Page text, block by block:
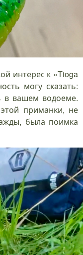
интерес к «Tioga
могу сказать:
в вашем водоеме.
приманки, не
была поимка